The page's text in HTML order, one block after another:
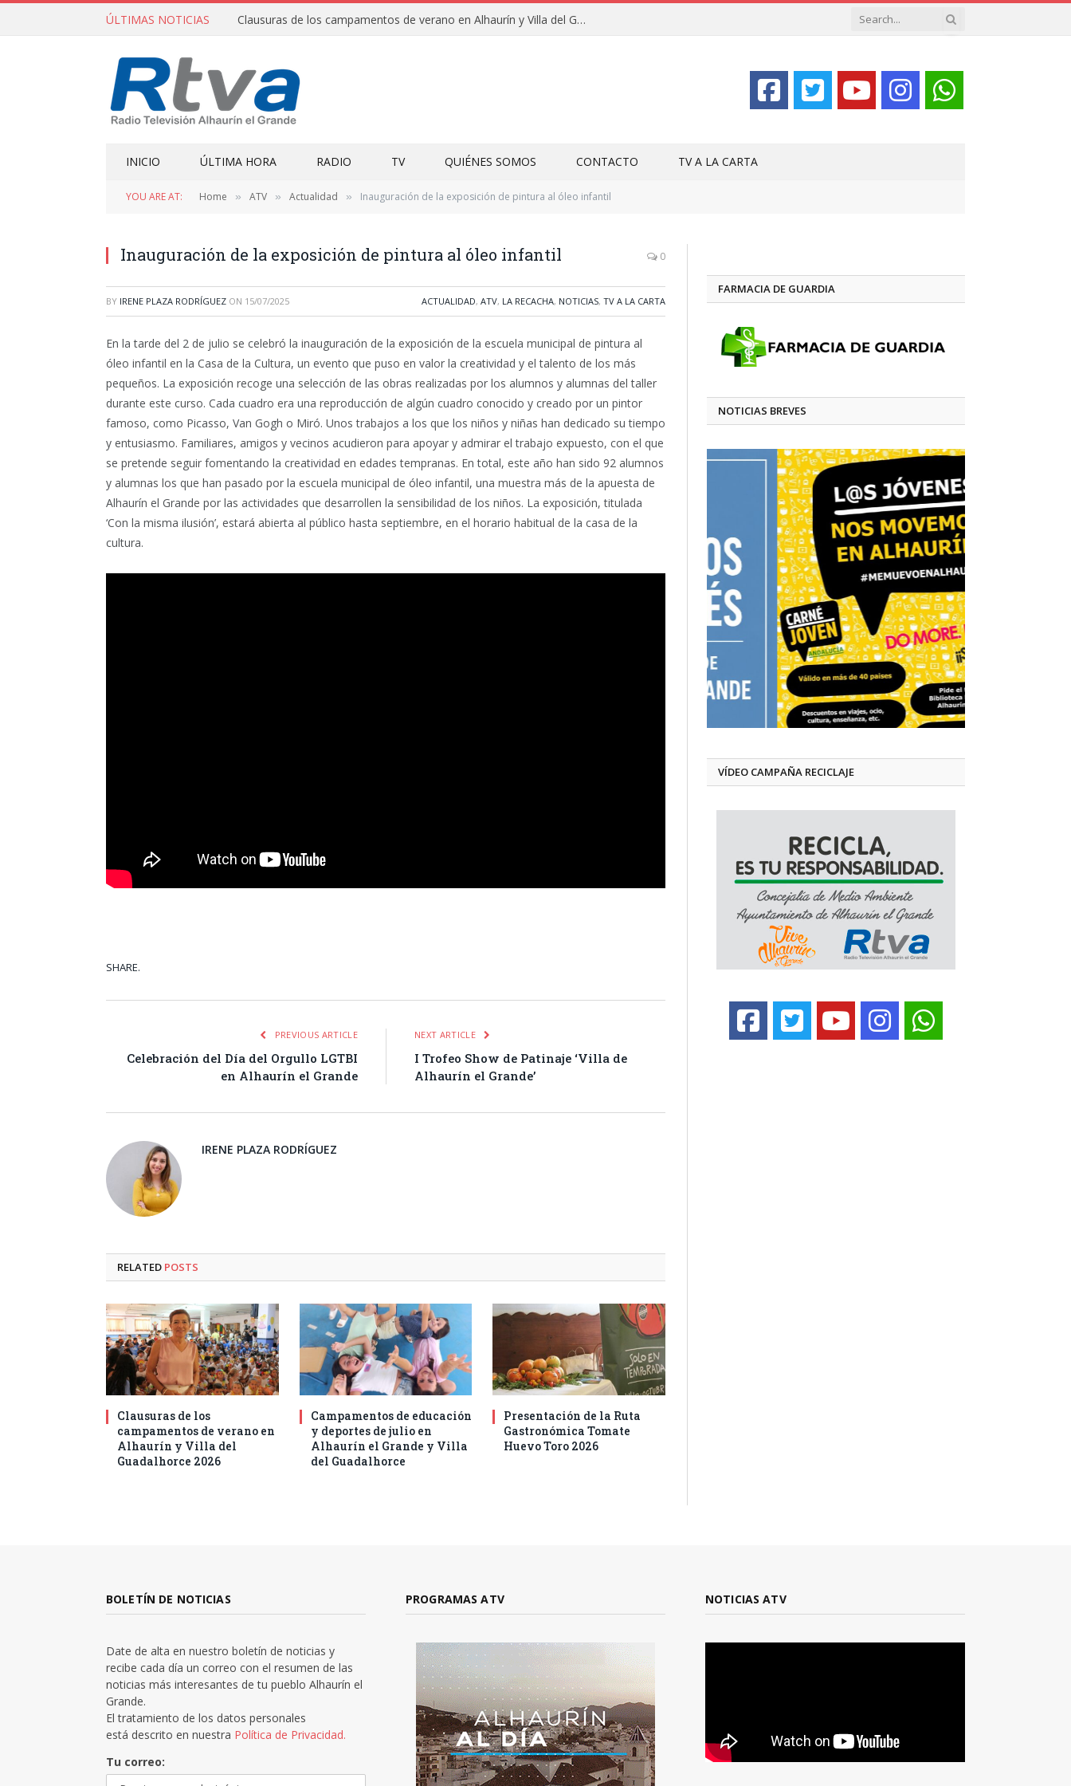
ÚLTIMAS NOTICIAS Clausuras de los campamentos de verano en Alhaurín y Villa del Guadalhorce 2026
INICIO ÚLTIMA HORA RADIO TV QUIÉNES SOMOS CONTACTO TV A LA CARTA
YOU ARE AT: Home » ATV » Actualidad » Inauguración de la exposición de pintura al óleo infantil
Inauguración de la exposición de pintura al óleo infantil 0
BY IRENE PLAZA RODRÍGUEZ ON 15/07/2025 ACTUALIDAD, ATV, LA RECACHA, NOTICIAS, TV A LA CARTA
En la tarde del 2 de julio se celebró la inauguración de la exposición de la escuela municipal de pintura al
óleo infantil en la Casa de la Cultura, un evento que puso en valor la creatividad y el talento de los más
pequeños. La exposición recoge una selección de las obras realizadas por los alumnos y alumnas del taller
durante este curso. Cada cuadro era una reproducción de algún cuadro conocido y creado por un pintor
famoso, como Picasso, Van Gogh o Miró. Unos trabajos a los que los niños y niñas han dedicado su tiempo
y entusiasmo. Familiares, amigos y vecinos acudieron para apoyar y admirar el trabajo expuesto, con el que
se pretende seguir fomentando la creatividad en edades tempranas. En total, este año han sido 92 alumnos
y alumnas los que han pasado por la escuela municipal de óleo infantil, una muestra más de la apuesta de
Alhaurín el Grande por las actividades que desarrollen la sensibilidad de los niños. La exposición, titulada
‘Con la misma ilusión’, estará abierta al público hasta septiembre, en el horario habitual de la casa de la
cultura.
SHARE.
PREVIOUS ARTICLE
Celebración del Día del Orgullo LGTBI
en Alhaurín el Grande
NEXT ARTICLE
I Trofeo Show de Patinaje ‘Villa de
Alhaurín el Grande’
IRENE PLAZA RODRÍGUEZ
RELATED POSTS
Clausuras de los
campamentos de verano en
Alhaurín y Villa del
Guadalhorce 2026
Campamentos de educación
y deportes de julio en
Alhaurín el Grande y Villa
del Guadalhorce
Presentación de la Ruta
Gastronómica Tomate
Huevo Toro 2026
FARMACIA DE GUARDIA
NOTICIAS BREVES
VÍDEO CAMPAÑA RECICLAJE
BOLETÍN DE NOTICIAS
Date de alta en nuestro boletín de noticias y
recibe cada día un correo con el resumen de las
noticias más interesantes de tu pueblo Alhaurín el
Grande.
El tratamiento de los datos personales
está descrito en nuestra Política de Privacidad.
Tu correo:
PROGRAMAS ATV NOTICIAS ATV